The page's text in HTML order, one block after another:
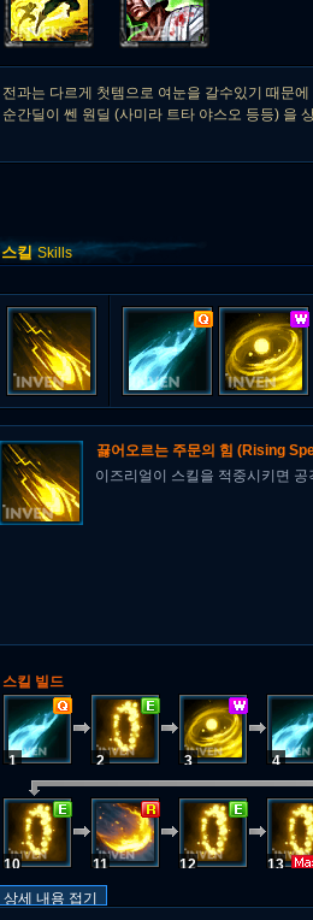
전과는 다르게 첫템으로 여눈을 갈수있기 때문
순간딜이 쎈 원딜 (사미라 트타 야스오 등등) 을
스킬Skills
끓어오르는 주문의 힘 (Rising
이즈리얼이 스킬을 적중시키면
스킬 빌드
1 2 3 4
10 11 12 13
상세 내용 접기